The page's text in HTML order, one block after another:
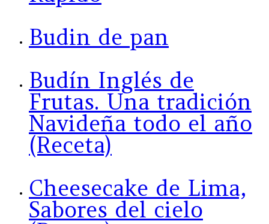
Budin de pan
Budín Inglés de
Frutas. Una tradición
Navideña todo el año
(Receta)
Cheesecake de Lima,
Sabores del cielo